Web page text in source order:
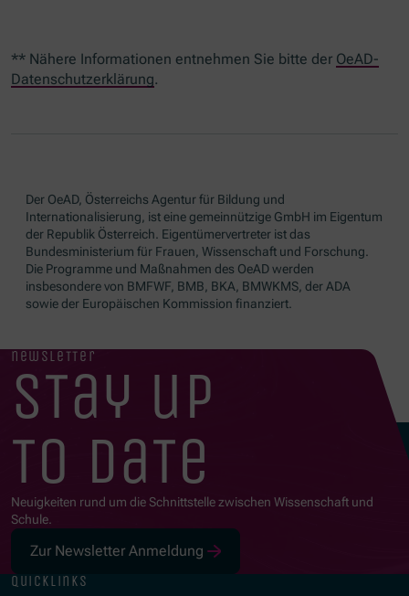
** Nähere Informationen entnehmen Sie bitte der OeAD-
Datenschutzerklärung.
Der OeAD, Österreichs Agentur für Bildung und
Internationalisierung, ist eine gemeinnützige GmbH im Eigentum
der Republik Österreich. Eigentümervertreter ist das
Bundesministerium für Frauen, Wissenschaft und Forschung.
Die Programme und Maßnahmen des OeAD werden
insbesondere von BMFWF, BMB, BKA, BMWKMS, der ADA
sowie der Europäischen Kommission finanziert.
newsletter
stay up
to date
Neuigkeiten rund um die Schnittstelle zwischen Wissenschaft und
Schule.
Zur Newsletter Anmeldung
quicklinks